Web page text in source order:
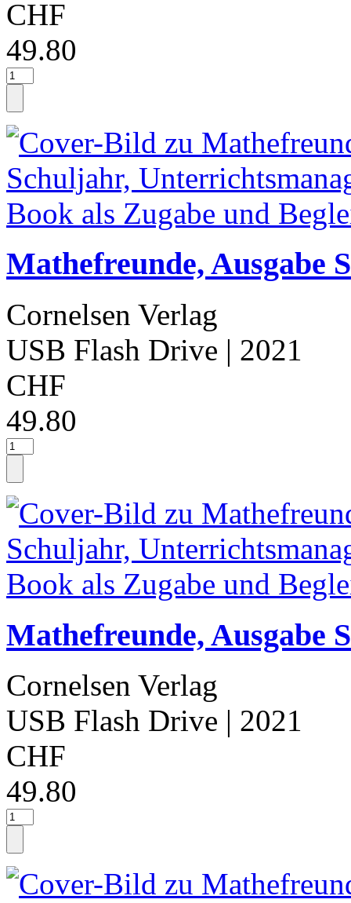
CHF
49.80
Mathefreunde, Ausgabe
Cornelsen Verlag
USB Flash Drive | 2021
CHF
49.80
Mathefreunde, Ausgabe
Cornelsen Verlag
USB Flash Drive | 2021
CHF
49.80